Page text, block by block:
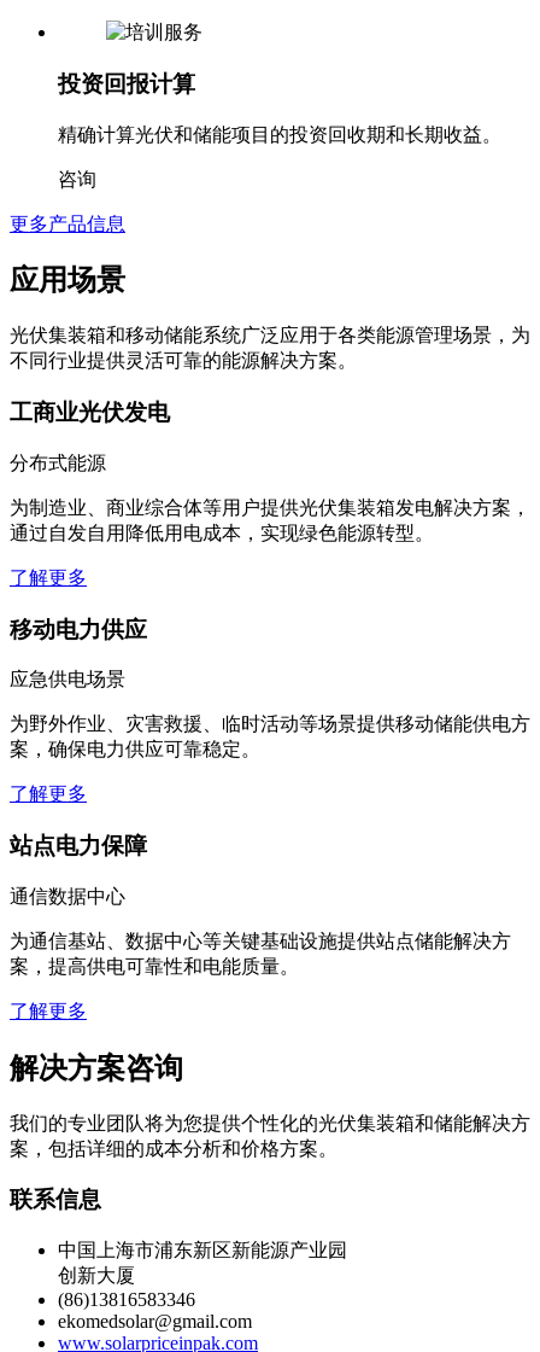
投资回报计算
精确计算光伏和储能项目的投资回收期和长期收益。
咨询
更多产品信息
应用场景
光伏集装箱和移动储能系统广泛应用于各类能源管理场景，为
不同行业提供灵活可靠的能源解决方案。
工商业光伏发电
分布式能源
为制造业、商业综合体等用户提供光伏集装箱发电解决方案，
通过自发自用降低用电成本，实现绿色能源转型。
了解更多
移动电力供应
应急供电场景
为野外作业、灾害救援、临时活动等场景提供移动储能供电方
案，确保电力供应可靠稳定。
了解更多
站点电力保障
通信数据中心
为通信基站、数据中心等关键基础设施提供站点储能解决方
案，提高供电可靠性和电能质量。
了解更多
解决方案咨询
我们的专业团队将为您提供个性化的光伏集装箱和储能解决方
案，包括详细的成本分析和价格方案。
联系信息
中国上海市浦东新区新能源产业园
创新大厦
(86)13816583346
ekomedsolar@gmail.com
www.solarpriceinpak.com